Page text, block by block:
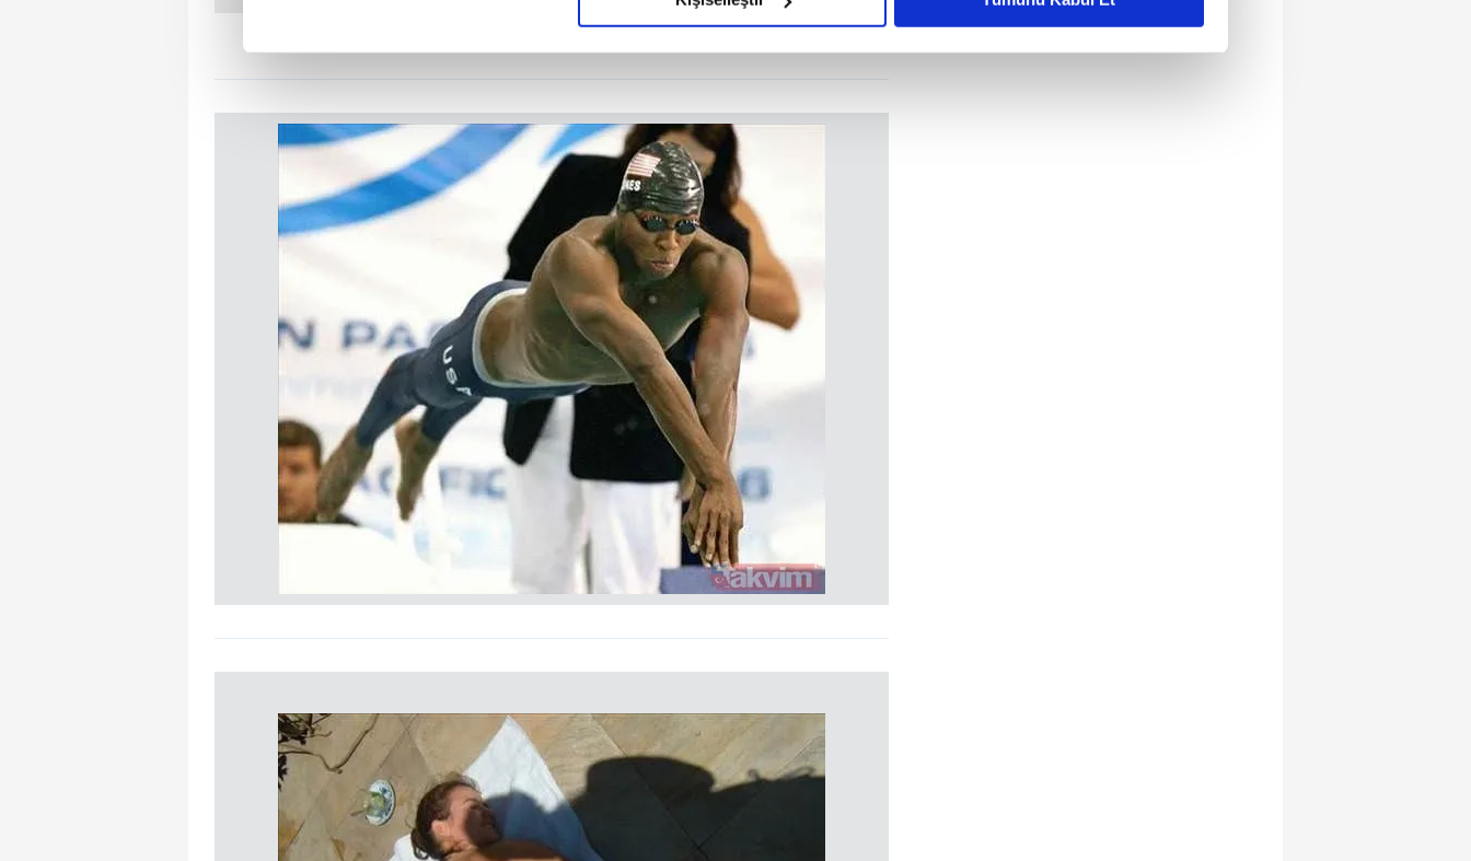
çerezler vasıtasıyla çeşitli kişisel verileriniz işlenmekte olup gerekli olan çerezler bilgi toplumu hizmetlerinin sunulması
amacıyla kullanılmaktadır. Diğer çerezler, sitemizin daha işlevsel kılınması ve kişiselleştirilmesi ve sizlere yönelik
reklam/pazarlama faaliyetlerinin yapılması, amaçlarıyla sınırlı olarak açık rızanız dahilinde kullanılacaktır.
Çerezlere ilişkin tercihlerinizi aşağıda yer alan panel vasıtasıyla belirleyebilirsiniz. Çerezlere ilişkin detaylı bilgi için Ayarlar
butonuna tıklayabilir,
Çerez Bilgilendirme Metnimiziziyaret edebilirsiniz.
6698 sayılı Kişisel Verilerin Korunması Kanunu uyarınca hazırlanmış Aydınlatma Metnimizi okumak ve sitemizde ilgili
mevzuata uygun olarak kullanılan çerezlerle ilgili bilgi almak için lütfentıklayınız